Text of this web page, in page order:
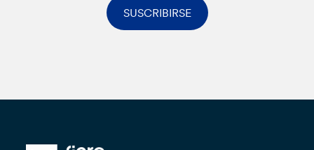
SUSCRIBIRSE